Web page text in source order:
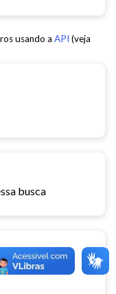
busca
usando a API (veja